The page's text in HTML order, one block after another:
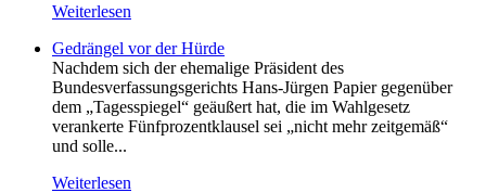
Weiterlesen
Gedrängel vor der Hürde
Nachdem sich der ehemalige Präsident des
Bundesverfassungsgerichts Hans-Jürgen Papier gegenüber
dem „Tagesspiegel“ geäußert hat, die im Wahlgesetz
verankerte Fünfprozentklausel sei „nicht mehr zeitgemäß“
und solle...
Weiterlesen